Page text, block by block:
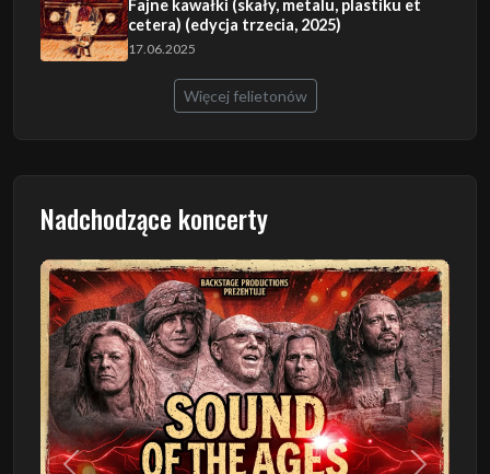
Fajne kawałki (skały, metalu, plastiku et
cetera) (edycja trzecia, 2025)
17.06.2025
Więcej felietonów
Nadchodzące koncerty